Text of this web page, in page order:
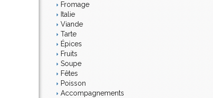
Fromage
Italie
Viande
Tarte
Épices
Fruits
Soupe
Fêtes
Poisson
Accompagnements